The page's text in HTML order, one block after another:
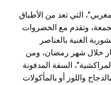
التي تعد من الأطباق
وتقدم مع الخضروات
الغنية بالعناصر
خلال شهر رمضان، ومن
السفة المدفونة
واللوز أو بالمأكولات